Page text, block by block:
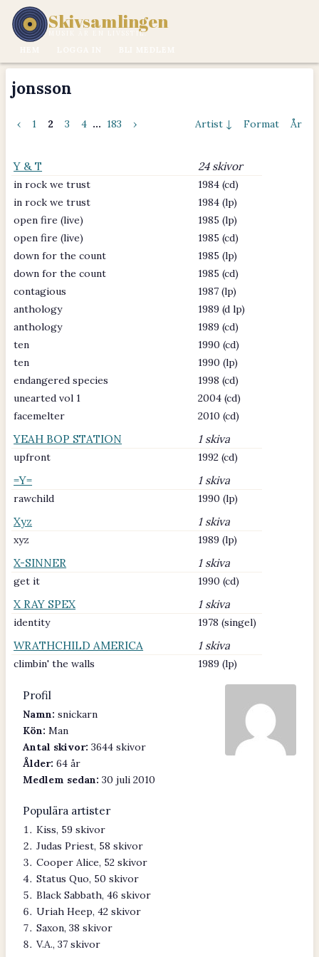
Skivsamlingen
MUSIK ÄR EN LIVSSTIL.
jonsson
‹ 1 2 3 4 ... 183 › Artist ↓ Format År
Y & T 24 skivor
in rock we trust
1984 (cd)
in rock we trust
1984 (lp)
open fire (live)
1985 (lp)
open fire (live)
1985 (cd)
down for the count
1985 (lp)
down for the count
1985 (cd)
contagious
1987 (lp)
anthology
1989 (d lp)
anthology
1989 (cd)
ten
1990 (cd)
ten
1990 (lp)
endangered species
1998 (cd)
unearted vol 1
2004 (cd)
facemelter
2010 (cd)
YEAH BOP STATION 1 skiva
upfront 1992 (cd)
=Y= 1 skiva
rawchild 1990 (lp)
Xyz 1 skiva
xyz 1989 (lp)
X-SINNER 1 skiva
get it 1990 (cd)
X RAY SPEX 1 skiva
identity 1978 (singel)
WRATHCHILD AMERICA 1 skiva
climbin' the walls 1989 (lp)
Profil
Namn: snickarn
Kön: Man
Antal skivor: 3644 skivor
Ålder: 64 år
Medlem sedan: 30 juli 2010
Populära artister
Kiss, 59 skivor
Judas Priest, 58 skivor
Cooper Alice, 52 skivor
Status Quo, 50 skivor
Black Sabbath, 46 skivor
Uriah Heep, 42 skivor
Saxon, 38 skivor
V.A., 37 skivor